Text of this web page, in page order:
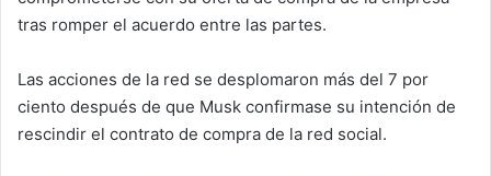
tras romper el acuerdo entre las partes.
Las acciones de la red se desplomaron más del 7 por
ciento después de que Musk confirmase su intención de
rescindir el contrato de compra de la red social.